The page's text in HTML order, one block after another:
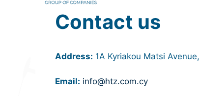
Contact us
Address: 1A Kyriakou Matsi
Email: info@htz.com.cy